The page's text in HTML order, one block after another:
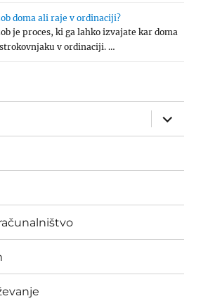
doma ali raje v ordinaciji?
je proces, ki ga lahko izvajate kar doma
v ordinaciji. …
expand
child
menu